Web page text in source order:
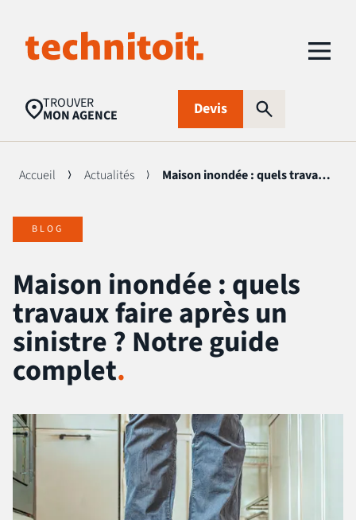
TROUVER
MON AGENCE Devis
Recherches populaires
Isolation
Traitement
d’humidité
FAQ
Accueil Actualités Maison inondée : quels travaux faire après un sinistre ?
BLOG
Maison inondée : quels
travaux faire après un
sinistre ? Notre guide
complet.